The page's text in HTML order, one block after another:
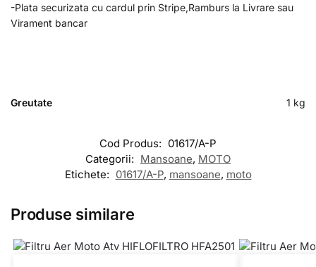
-Plata securizata cu cardul prin Stripe,Ramburs la Livrare sau
Virament bancar
Greutate 1 kg
Cod Produs: 01617/A-P
Categorii: Mansoane, MOTO
Etichete: 01617/A-P, mansoane, moto
Produse similare